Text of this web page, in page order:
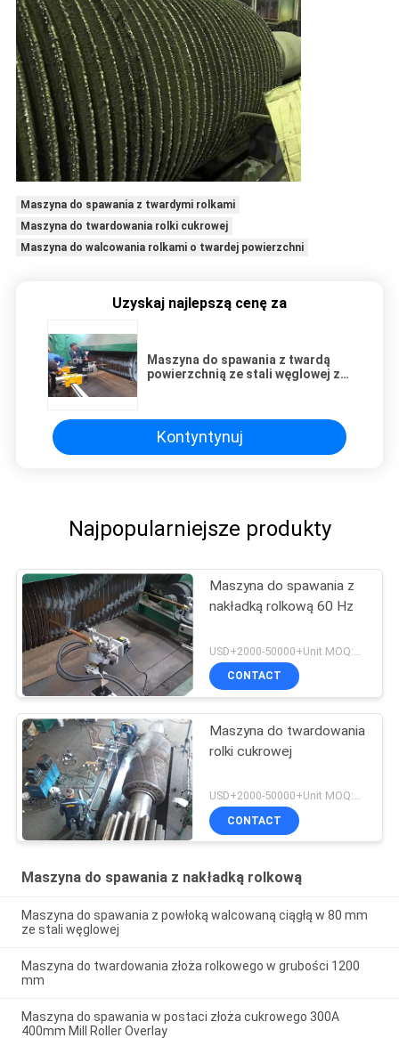
Maszyna do spawania z twardymi rolkami
Maszyna do twardowania rolki cukrowej
Maszyna do walcowania rolkami o twardej powierzchni
Uzyskaj najlepszą cenę za
Maszyna do spawania z twardą
powierzchnią ze stali węglowej z
Kontyntynuj
Najpopularniejsze produkty
Maszyna do spawania z
nakładką rolkową 60 Hz
CONTACT
Maszyna do twardowania
rolki cukrowej
USD+2000-50000+Unit MOQ:1 JEDNOSTKA
CONTACT
Maszyna do spawania z nakładką rolkową
Maszyna do spawania z powłoką walcowaną ciągłą w 80 mm
ze stali węglowej
Maszyna do twardowania złoża rolkowego w grubości 1200
mm
Maszyna do spawania w postaci złoża cukrowego 300A
400mm Mill Roller Overlay